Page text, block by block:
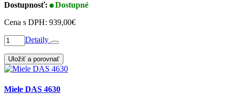
Dostupnosť:
Dostupné
Cena s DPH: 939,00€
Detaily
Uložiť a porovnať
Miele DAS 4630